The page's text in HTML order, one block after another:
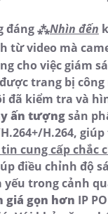
đáng ⁂Nhìn đến
từ video mà
cho việc giám
trang bị
đã kiểm tra và
ấn tượngsản
H.264+/H.264,
cung cấp chắc
điều chỉnh độ
yếu trong cảnh
giá gọn hơn IP